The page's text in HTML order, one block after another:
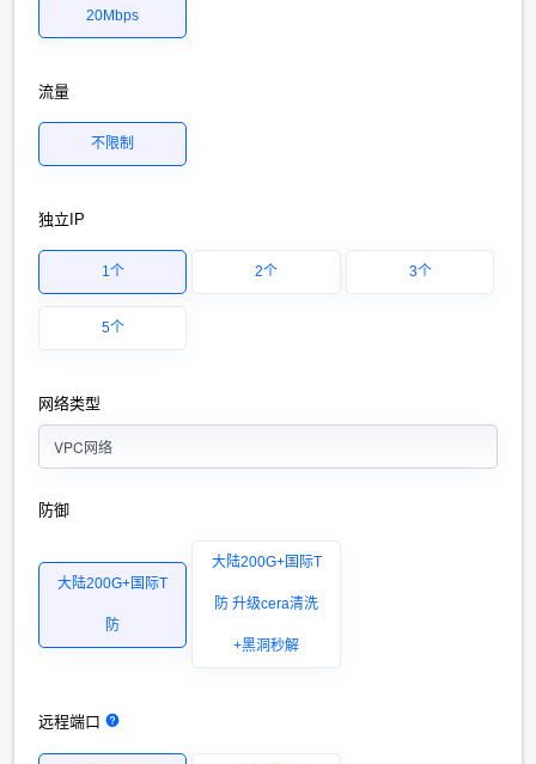
20Mbps
流量
不限制
独立IP
1个 2个 3个
5个
网络类型
VPC网络
防御
大陆200G+国际T
防
大陆200G+国际T
防 升级cera清洗
+黑洞秒解
远程端口